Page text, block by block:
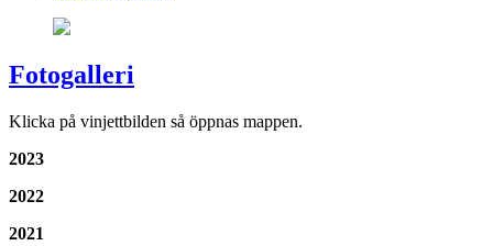
Fotogalleri
Klicka på vinjettbilden så öppnas mappen.
2023
2022
2021